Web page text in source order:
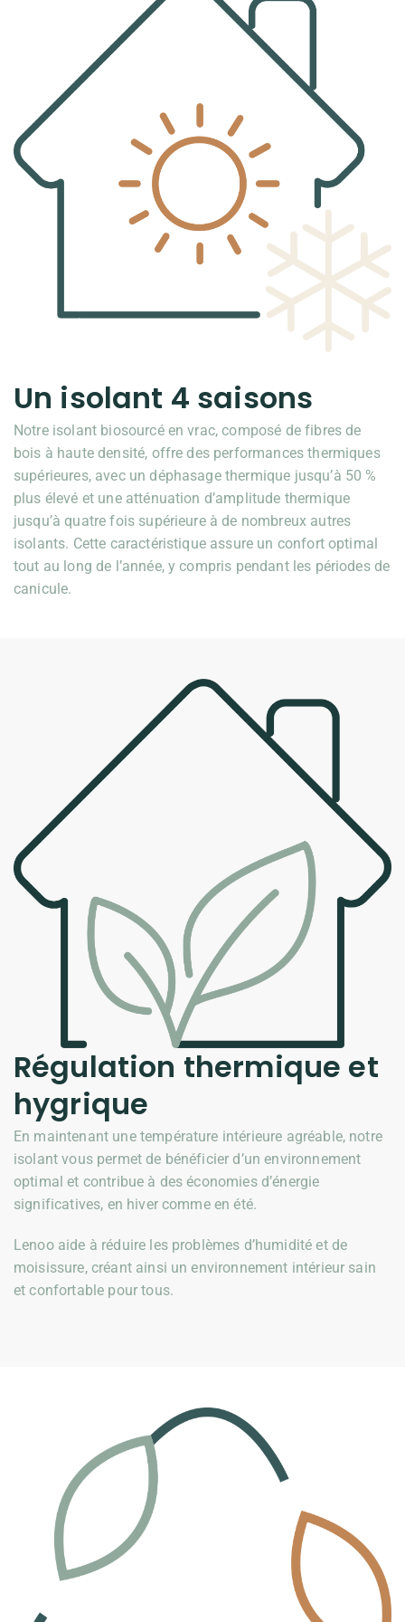
Un isolant 4 saisons
Notre isolant biosourcé en vrac, composé de fibres de
bois à haute densité, offre des performances thermiques
supérieures, avec un déphasage thermique jusqu’à 50 %
plus élevé et une atténuation d’amplitude thermique
jusqu’à quatre fois supérieure à de nombreux autres
isolants. Cette caractéristique assure un confort optimal
tout au long de l’année, y compris pendant les périodes de
canicule.
Régulation thermique et
hygrique
En maintenant une température intérieure agréable, notre
isolant vous permet de bénéficier d’un environnement
optimal et contribue à des économies d’énergie
significatives, en hiver comme en été.
Lenoo aide à réduire les problèmes d’humidité et de
moisissure, créant ainsi un environnement intérieur sain
et confortable pour tous.